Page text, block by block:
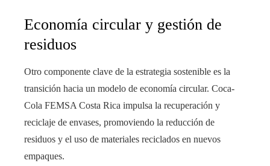
Economía circular y gestión de
residuos
Otro componente clave de la estrategia sostenible es la
transición hacia un modelo de economía circular. Coca-
Cola FEMSA Costa Rica impulsa la recuperación y
reciclaje de envases, promoviendo la reducción de
residuos y el uso de materiales reciclados en nuevos
empaques.